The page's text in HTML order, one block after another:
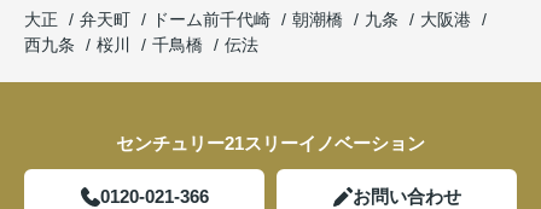
大正
弁天町 ドーム前千代崎 朝潮橋 九条
大阪港
西九条
桜川 千鳥橋 伝法
センチュリー21スリーイノベーション
0120-021-366 お問い合わせ